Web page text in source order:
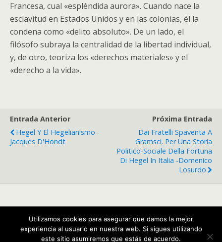
Francesa, cual «espléndida aurora». Cuando nace la
esclavitud en Estados Unidos y en las colonias, él la
condena como «delito absoluto». De un lado, el
filósofo subraya la centralidad de la libertad individual,
y, de otro, teoriza los «derechos materiales» y el
«derecho a la vida».
Entrada Anterior
Hegel Y El Hegelianismo -
Jacques D'Hondt
Próxima Entrada
Dai Fratelli Spaventa A
Gramsci. Per Una Storia
Politico-Sociale Della Fortuna
Di Hegel In Italia -Domenico
Losurdo
Móvil Escritorio
Utilizamos cookies para asegurar que damos la mejor
experiencia al usuario en nuestra web. Si sigues utilizando
este sitio asumiremos que estás de acuerdo.